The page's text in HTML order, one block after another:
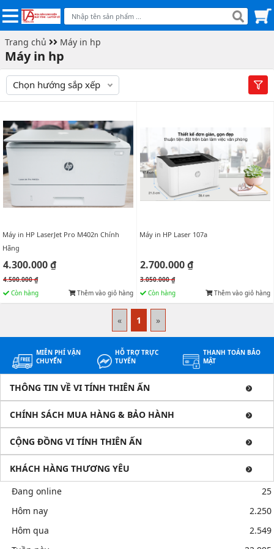
Trang chủ Máy in hp
Máy in hp
Chọn hướng sắp xếp
Máy in HP LaserJet Pro M402n Chính
Hãng
4.300.000 ₫
4.500.000 ₫
Còn hàng
Thêm vào giỏ hàng
Máy in HP Laser 107a
2.700.000 ₫
3.050.000 ₫
Còn hàng
Thêm vào giỏ hàng
« 1 »
MIỄN PHÍ VẬN
CHUYỂN
HỖ TRỢ TRỰC
TUYẾN
THANH TOÁN BẢO
MẬT
THÔNG TIN VỀ VI TÍNH THIÊN ẤN
CHÍNH SÁCH MUA HÀNG & BẢO HÀNH
CỘNG ĐỒNG VI TÍNH THIÊN ẤN
KHÁCH HÀNG THƯƠNG YÊU
Đang online
25
Hôm nay
2.250
Hôm qua
2.549